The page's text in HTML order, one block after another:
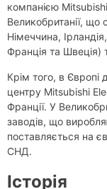
компанією
Великобританії, що
Німеччина,
Франція та Швеція)
Крім того, в Європі
центру Mitsubishi
Франції. У
заводів, що
поставляється на
СНД.
Історія